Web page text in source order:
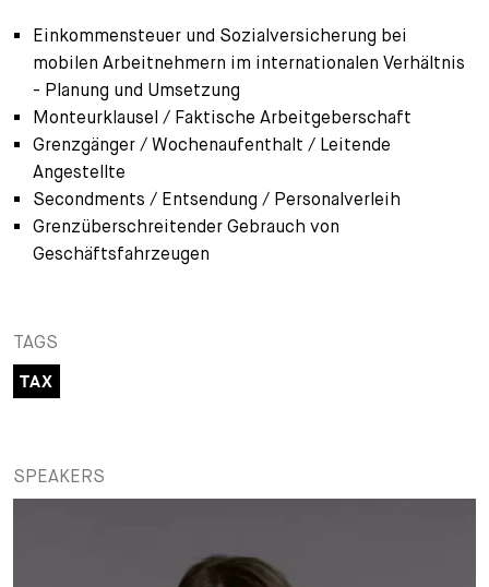
Trainees
Student Trainees
Administrative Staff
Assistants
Application Process
Questions and answers
Unsolicited Application
Your Career
Your career with us
Einkommensteuer und Sozialversicherung bei
mobilen Arbeitnehmern im internationalen Verhältnis
- Planung und Umsetzung
Monteurklausel / Faktische Arbeitgeberschaft
Grenzgänger / Wochenaufenthalt / Leitende
Angestellte
Secondments / Entsendung / Personalverleih
Grenzüberschreitender Gebrauch von
Geschäftsfahrzeugen
TAGS
TAX
SPEAKERS